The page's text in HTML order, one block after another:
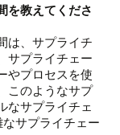
を教えてくださ
は、サプライチ
サプライチェー
やプロセスを使
このようなサプ
なサプライチェ
サプライチェー